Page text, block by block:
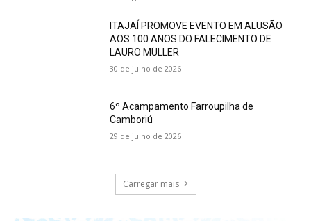
ITAJAÍ PROMOVE EVENTO EM ALUSÃO
AOS 100 ANOS DO FALECIMENTO DE
LAURO MÜLLER
30 de julho de 2026
6º Acampamento Farroupilha de
Camboriú
29 de julho de 2026
Carregar mais